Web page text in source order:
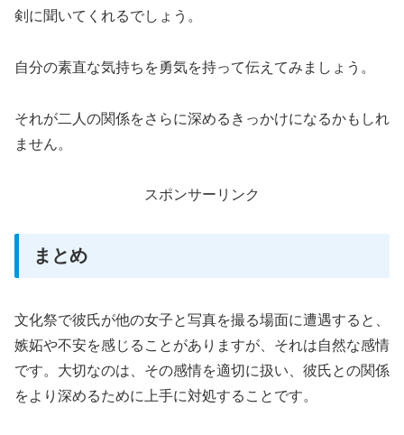
剣に聞いてくれるでしょう。
自分の素直な気持ちを勇気を持って伝えてみましょう。
それが二人の関係をさらに深めるきっかけになるかもしれ
ません。
スポンサーリンク
まとめ
文化祭で彼氏が他の女子と写真を撮る場面に遭遇すると、
嫉妬や不安を感じることがありますが、それは自然な感情
です。大切なのは、その感情を適切に扱い、彼氏との関係
をより深めるために上手に対処することです。